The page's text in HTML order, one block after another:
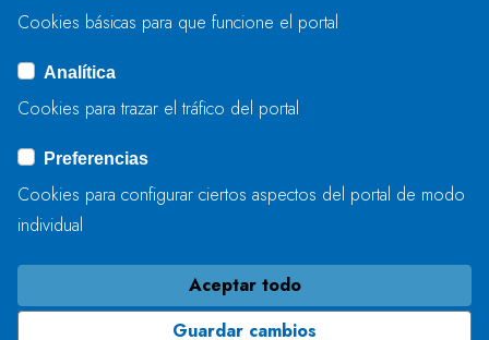
Se produjo un error al cargar el campo
ENVIAR
Cookies básicas para que funcione el portal
Analítica
Cookies para trazar el tráfico del portal
Preferencias
Cookies para configurar ciertos aspectos del portal de modo
individual
Aceptar todo
Guardar cambios